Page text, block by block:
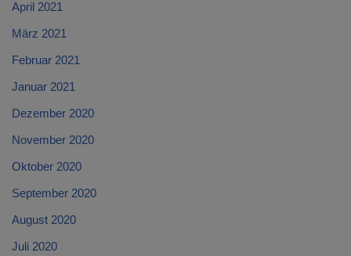
April 2021
März 2021
Februar 2021
Januar 2021
Dezember 2020
November 2020
Oktober 2020
September 2020
August 2020
Juli 2020